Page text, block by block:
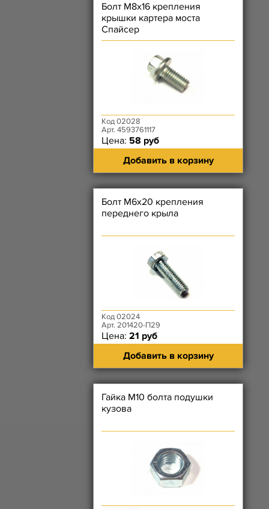
Болт М8х16 крепления
крышки картера моста
Спайсер
Код 02028
Арт. 4593761117
Цена: 58 руб
Добавить в корзину
Болт М6х20 крепления
переднего крыла
Код 02024
Арт. 201420-П29
Цена: 21 руб
Добавить в корзину
Гайка М10 болта подушки
кузова